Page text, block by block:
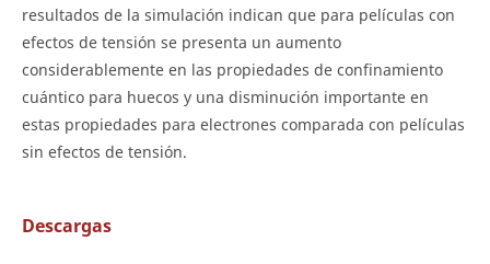
resultados de la simulación indican que para películas con
efectos de tensión se presenta un aumento
considerablemente en las propiedades de confinamiento
cuántico para huecos y una disminución importante en
estas propiedades para electrones comparada con películas
sin efectos de tensión.
Descargas